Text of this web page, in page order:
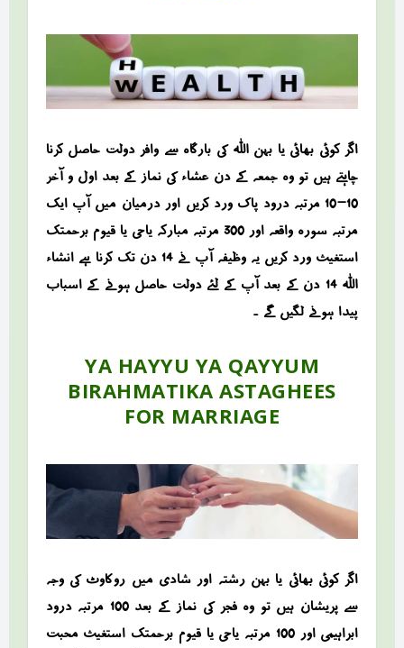
اگر کوئی بھائی یا بہن اللہ کی بارگاہ سے وافر دولت حاصل کرنا
چاہتے ہیں تو وہ جمعہ کے دن عشاء کی نماز کے بعد اول و آخر
10-10 مرتبہ درود پاک ورد کریں اور درمیان میں آپ ایک
مرتبہ سورہ واقعہ اور 300 مرتبہ مبارکہ یاحی یا قیوم برحمتک
استغیث ورد کریں یہ وظیفہ آپ نے 14 دن تک کرنا ہے انشاء
اللہ 14 دن کے بعد آپ کے لئے دولت حاصل ہونے کے اسباب
پیدا ہونے لگیں گے ۔
YA HAYYU YA QAYYUM
BIRAHMATIKA ASTAGHEES
FOR MARRIAGE
اگر کوئی بھائی یا بہن رشتہ اور شادی میں روکاوٹ کی وجہ
سے پریشان ہیں تو وہ فجر کی نماز کے بعد 100 مرتبہ درود
ابراہیمی اور 100 مرتبہ یاحی یا قیوم برحمتک استغیث محبت